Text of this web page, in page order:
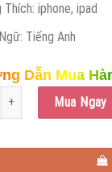
Thích: iphone, ipad
Tiếng Anh
Dẫn Mua
- The DefinitiveMua Ngay